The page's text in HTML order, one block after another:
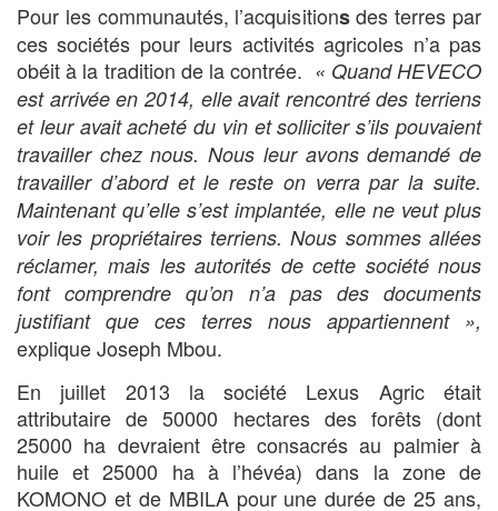
Pour les communautés, l’acquisitionsdes terres par
ces sociétés pour leurs activités agricoles n’a pas
obéit à la tradition de la contrée. « Quand HEVECO
est arrivée en 2014, elle avait rencontré des terriens
et leur avait acheté du vin et solliciter s’ils pouvaient
travailler chez nous. Nous leur avons demandé de
travailler d’abord et le reste on verra par la suite.
Maintenant qu’elle s’est implantée, elle ne veut plus
voir les propriétaires terriens. Nous sommes allées
réclamer, mais les autorités de cette société nous
font comprendre qu’on n’a pas des documents
justifiant que ces terres nous appartiennent »,
explique Joseph Mbou.
En juillet 2013 la société Lexus Agric était
attributaire de 50000 hectares des forêts (dont
25000 ha devraient être consacrés au palmier à
huile et 25000 ha à l’hévéa) dans la zone de
KOMONO et de MBILA pour une durée de 25 ans,